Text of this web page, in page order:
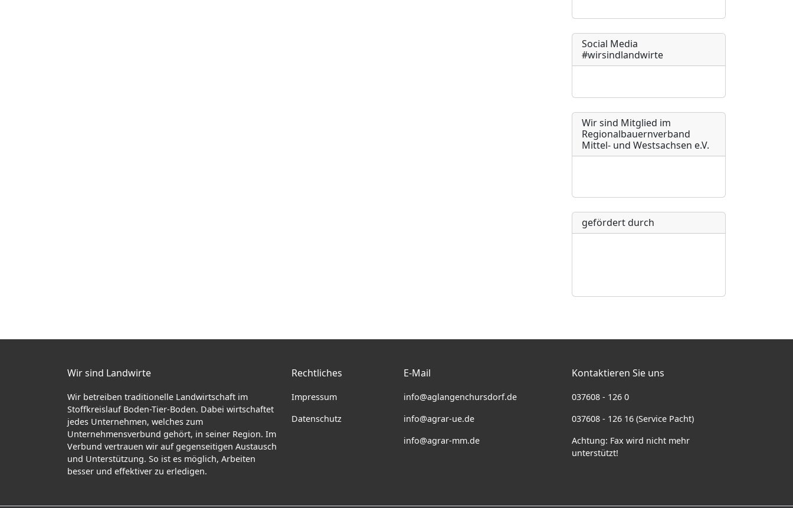
Social Media
#wirsindlandwirte
Wir sind Mitglied im
Regionalbauernverband
Mittel- und Westsachsen e.V.
gefördert durch
Wir sind Landwirte
Wir betreiben traditionelle Landwirtschaft im
Stoffkreislauf Boden-Tier-Boden. Dabei wirtschaftet
jedes Unternehmen, welches zum
Unternehmensverbund gehört, in seiner Region. Im
Verbund vertrauen wir auf gegenseitigen Austausch
und Unterstützung. So ist es möglich, Arbeiten
besser und effektiver zu erledigen.
Rechtliches
Impressum
Datenschutz
E-Mail
info@aglangenchursdorf.de
info@agrar-ue.de
info@agrar-mm.de
Kontaktieren Sie uns
037608 - 126 0
037608 - 126 16 (Service Pacht)
Achtung: Fax wird nicht mehr
unterstützt!